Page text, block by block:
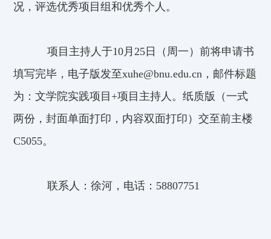
况，评选优秀项目组和优秀个人。
项目主持人于10月25日（周一）前将申请书
填写完毕，电子版发至xuhe@bnu.edu.cn，邮件标题
为：文学院实践项目+项目主持人。纸质版（一式
两份，封面单面打印，内容双面打印）交至前主楼
C5055。
联系人：徐河，电话：58807751